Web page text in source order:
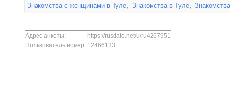
Знакомства с женщинами в Туле, Знакомства в Туле,
Адрес анкеты:
https://rusdate.net/u/ru4267951
Пользователь номер: 12466133